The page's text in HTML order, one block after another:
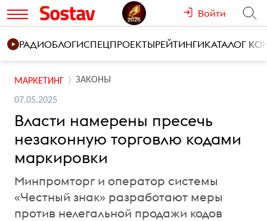
Войти
РАДИОБЛОГИСПЕЦПРОЕКТЫРЕЙТИНГИКАТАЛОГ
МАРКЕТИНГ ЗАКОНЫ
07.05.2025
Власти намерены пресечь
незаконную торговлю кодами
маркировки
Минпромторг и оператор системы
«Честный знак» разработают меры
против нелегальной продажи кодов